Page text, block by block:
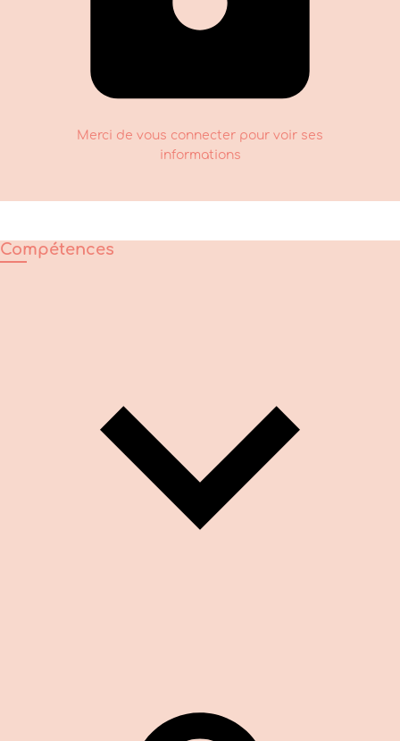
Merci de vous connecter pour voir ses
informations
Compétences